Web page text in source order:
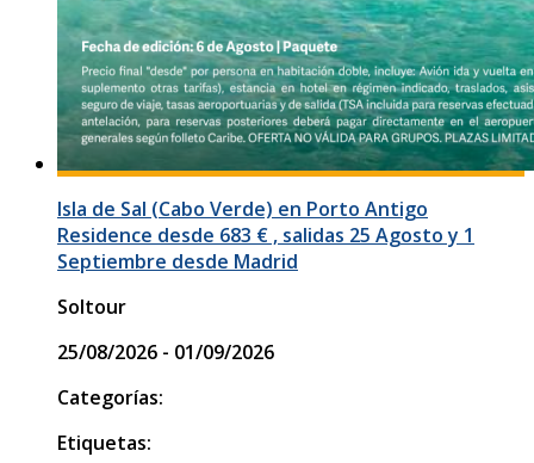
Isla de Sal (Cabo Verde) en Porto Antigo
Residence desde 683 € , salidas 25 Agosto y 1
Septiembre desde Madrid
Soltour
25/08/2026 - 01/09/2026
Categorías:
Etiquetas: